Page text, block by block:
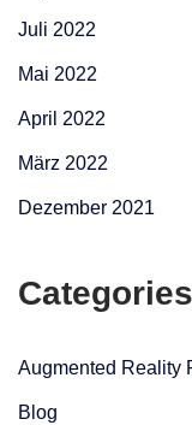
Juli 2022
Mai 2022
April 2022
März 2022
Dezember 2021
Categories
Augmented Reality
Blog